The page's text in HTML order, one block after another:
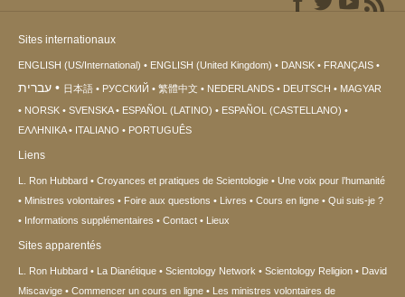
Sites internationaux
ENGLISH (US/International) ENGLISH (United Kingdom) DANSK FRANÇAIS
עברית 日本語 РУССКИЙ 繁體中文 NEDERLANDS DEUTSCH
MAGYAR
NORSK
SVENSKA ESPAÑOL (LATINO)
ESPAÑOL (CASTELLANO)
ΕΛΛΗΝΙΚA
ITALIANO PORTUGUÊS
Liens
L. Ron Hubbard Croyances et pratiques de Scientologie
Une voix pour l’humanité
Ministres volontaires
Foire aux questions Livres Cours en ligne
Qui suis-je ?
Informations supplémentaires
Contact Lieux
Sites apparentés
L. Ron Hubbard La Dianétique Scientology Network Scientology Religion
David
Miscavige
Commencer un cours en ligne Les ministres volontaires de